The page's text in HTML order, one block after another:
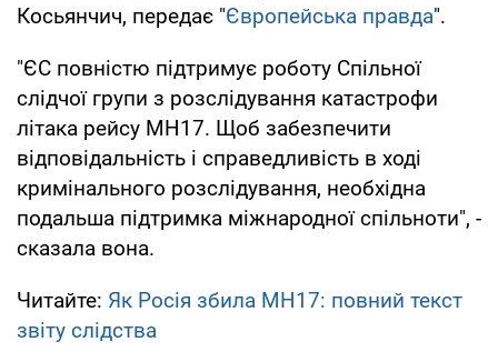
Косьянчич, передає "Європейська правда".
"ЄС повністю підтримує роботу Спільної
слідчої групи з розслідування катастрофи
літака рейсу МН17. Щоб забезпечити
відповідальність і справедливість в ході
кримінального розслідування, необхідна
подальша підтримка міжнародної спільноти", -
сказала вона.
Читайте: Як Росія збила MH17: повний текст
звіту слідства